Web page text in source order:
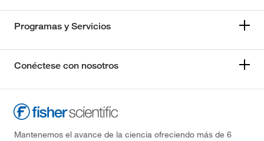
Programas y Servicios
Conéctese con nosotros
Mantenemos el avance de la ciencia ofreciendo más de 6